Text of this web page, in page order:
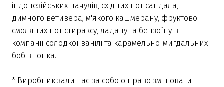
індонезійських пачулів, східних нот сандала,
димного ветивера, м'якого кашмерану, фруктово-
смоляних нот стираксу, ладану та бензоїну в
компанії солодкої ванілі та карамельно-мигдальних
бобів тонка.
* Виробник залишає за собою право змінювати